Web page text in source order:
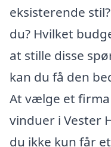
eksisterende
du? Hvilket
at stille disse
kan du få den
At vælge et firma
vinduer i Vester
du ikke kun får